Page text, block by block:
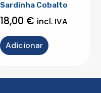
Sardinha Cobalto
18,00 € incl. IVA
Adicionar